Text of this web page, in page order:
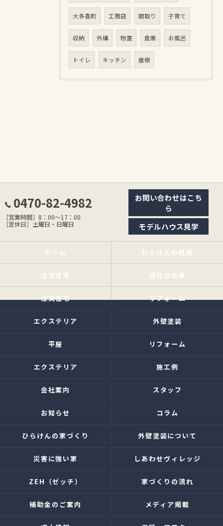
大多喜町 工務店 間取り 子育て
収納 外構 物置 倉庫 お風呂
トイレ キッチン 屋根
0470-82-4982
［営業時間］8：00〜17：00
［定休日］土曜日・日曜日
お問い合わせはこち
ら
モデルハウス見学
ホーム ひらけんの性能
注文住宅 当社の仕事
注文住宅 リフォーム
エクステリア 外壁塗装
平屋 リフォーム
エクステリア 施工例
会社案内 スタッフ
お知らせ コラム
ひらけんの家づくり 外壁塗装について
災害に強い家 しあわせヴィレッジ
ZEH（ゼッチ） 家づくりの流れ
補助金のご案内 メディア掲載